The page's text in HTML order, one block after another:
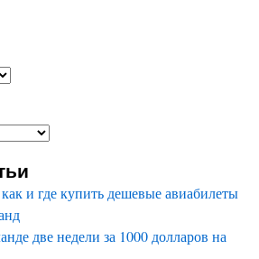
и где купить дешевые авиабилеты
две недели за 1000 долларов на